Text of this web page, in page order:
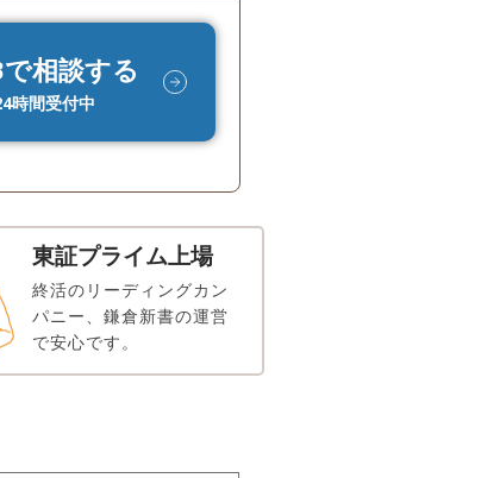
相談する
時間受付中
東証プライム上場
終活のリーディングカン
パニー、鎌倉新書の運営
で安心です。